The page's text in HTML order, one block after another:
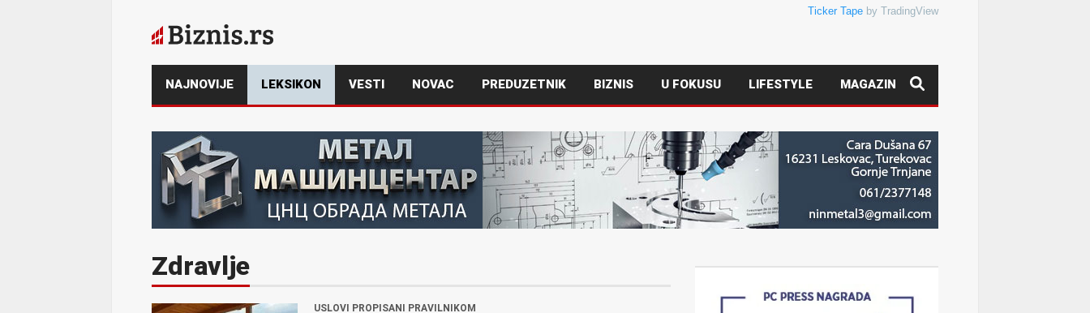
Ticker Tape by TradingView
NAJNOVIJE LEKSIKON VESTI NOVAC PREDUZETNIK BIZNIS U FOKUSU LIFESTYLE MAGAZIN
Zdravlje
USLOVI PROPISANI PRAVILNIKOM